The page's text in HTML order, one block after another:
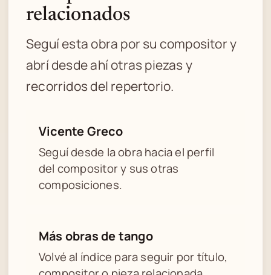
relacionados
Seguí esta obra por su compositor y
abrí desde ahí otras piezas y
recorridos del repertorio.
Vicente Greco
Seguí desde la obra hacia el perfil
del compositor y sus otras
composiciones.
Más obras de tango
Volvé al índice para seguir por título,